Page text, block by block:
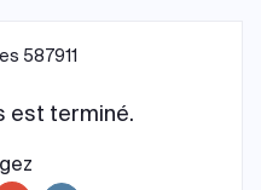
587911
est terminé.